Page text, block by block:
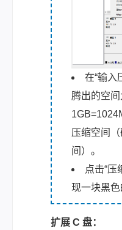
在“输入
腾出的空间
压缩空间
间）。
点击“压
现一块黑色
扩展 C 盘：